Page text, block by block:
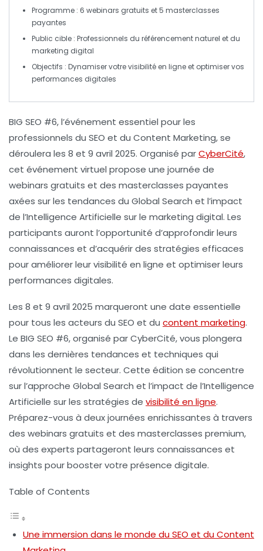
Programme : 6 webinars gratuits et 5 masterclasses
payantes
Public cible : Professionnels du référencement naturel et du
marketing digital
Objectifs : Dynamiser votrevisibilité en ligne et optimiser vos
performances digitales
BIG SEO #6, l’événement essentiel pour les
professionnels du SEO et du Content Marketing, se
déroulera les 8 et 9 avril 2025. Organisé parCyberCité,
cet événement virtuel propose une journée de
webinars gratuits et des masterclasses payantes
axées sur les tendances du Global Search et l’impact
de l’Intelligence Artificielle sur le marketing digital. Les
participants auront l’opportunité d’approfondir leurs
connaissances et d’acquérir des stratégies efficaces
pour améliorer leurvisibilité en ligne et optimiser leurs
performances digitales.
Les 8 et 9 avril 2025 marqueront une date essentielle
pour tous les acteurs du SEO et du content marketing.
Le BIG SEO #6, organisé par CyberCité, vous plongera
dans les dernières tendances et techniques qui
révolutionnent le secteur. Cette édition se concentre
sur l’approche Global Search et l’impact de l’Intelligence
Artificielle sur les stratégies de visibilité en ligne.
Préparez-vous à deux journées enrichissantes à travers
des webinars gratuits et des masterclasses premium,
où des experts partageront leurs connaissances et
insights pour booster votre présence digitale.
Table of Contents
Une immersion dans le monde du SEO et du Content